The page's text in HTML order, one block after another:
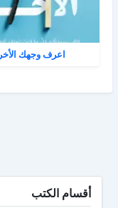
اعرف وجهك الأخر
أقسام الكتب